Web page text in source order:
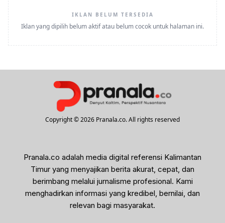
IKLAN BELUM TERSEDIA
Iklan yang dipilih belum aktif atau belum cocok untuk halaman ini.
Copyright © 2026 Pranala.co. All rights reserved
Pranala.co adalah media digital referensi Kalimantan
Timur yang menyajikan berita akurat, cepat, dan
berimbang melalui jurnalisme profesional. Kami
menghadirkan informasi yang kredibel, bernilai, dan
relevan bagi masyarakat.